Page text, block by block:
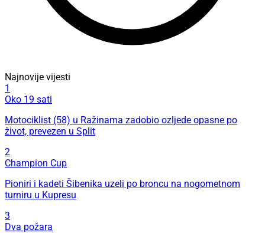
Najnovije vijesti
1
Oko 19 sati
Motociklist (58) u Ražinama zadobio ozljede opasne po
život, prevezen u Split
2
Champion Cup
Pioniri i kadeti Šibenika uzeli po broncu na nogometnom
turniru u Kupresu
3
Dva požara